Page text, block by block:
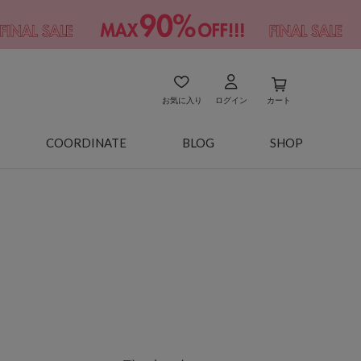
お気に入り ログイン カート
COORDINATE BLOG SHOP